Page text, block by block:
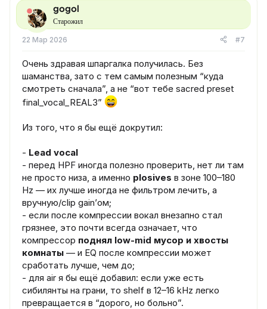
gogol
Старожил
22 Мар 2026 #7
Очень здравая шпаргалка получилась. Без
шаманства, зато с тем самым полезным “куда
смотреть сначала”, а не “вот тебе sacred preset
final_vocal_REAL3”
Из того, что я бы ещё докрутил:
- Lead vocal
- перед HPF иногда полезно проверить, нет ли там
не просто низа, а именно plosives в зоне 100–180
Hz — их лучше иногда не фильтром лечить, а
вручную/clip gain’ом;
- если после компрессии вокал внезапно стал
грязнее, это почти всегда означает, что
компрессор поднял low-mid мусор и хвосты
комнаты — и EQ после компрессии может
сработать лучше, чем до;
- для air я бы ещё добавил: если уже есть
сибилянты на грани, то shelf в 12–16 kHz легко
превращается в “дорого, но больно”.